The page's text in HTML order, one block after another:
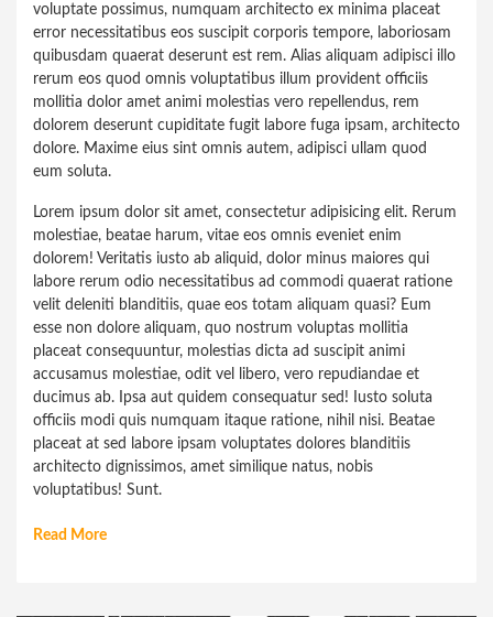
voluptate possimus, numquam architecto ex minima placeat
error necessitatibus eos suscipit corporis tempore, laboriosam
quibusdam quaerat deserunt est rem. Alias aliquam adipisci illo
rerum eos quod omnis voluptatibus illum provident officiis
mollitia dolor amet animi molestias vero repellendus, rem
dolorem deserunt cupiditate fugit labore fuga ipsam, architecto
dolore. Maxime eius sint omnis autem, adipisci ullam quod
eum soluta.
Lorem ipsum dolor sit amet, consectetur adipisicing elit. Rerum
molestiae, beatae harum, vitae eos omnis eveniet enim
dolorem! Veritatis iusto ab aliquid, dolor minus maiores qui
labore rerum odio necessitatibus ad commodi quaerat ratione
velit deleniti blanditiis, quae eos totam aliquam quasi? Eum
esse non dolore aliquam, quo nostrum voluptas mollitia
placeat consequuntur, molestias dicta ad suscipit animi
accusamus molestiae, odit vel libero, vero repudiandae et
ducimus ab. Ipsa aut quidem consequatur sed! Iusto soluta
officiis modi quis numquam itaque ratione, nihil nisi. Beatae
placeat at sed labore ipsam voluptates dolores blanditiis
architecto dignissimos, amet similique natus, nobis
voluptatibus! Sunt.
Read More